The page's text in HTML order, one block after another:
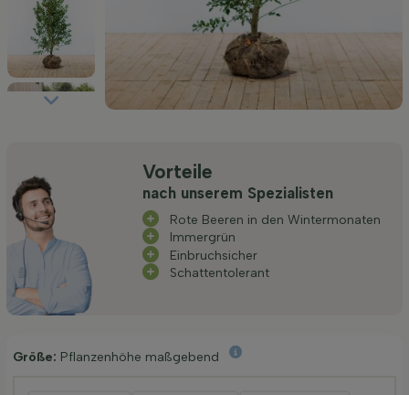
Vorteile
nach unserem Spezialisten
Rote Beeren in den Wintermonaten
Immergrün
Einbruchsicher
Schattentolerant
Größe: Pflanzenhöhe maßgebend